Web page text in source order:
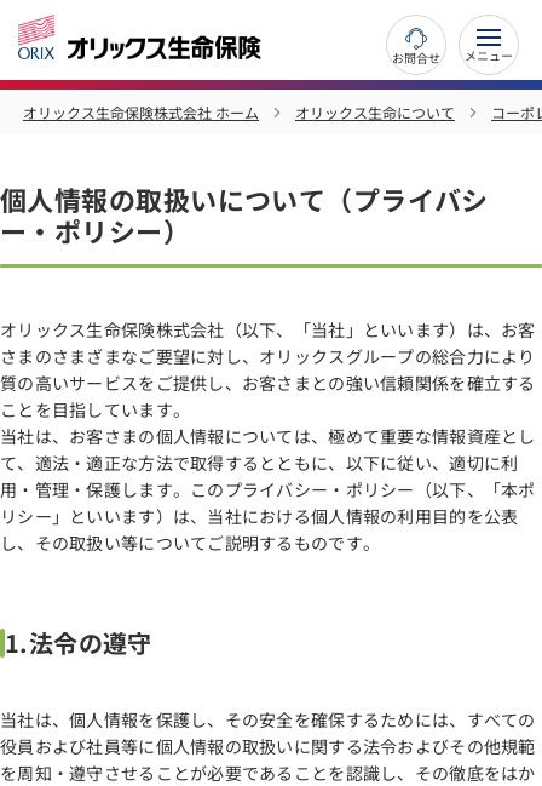
お問合せ
オリックス生命保険株式会社 ホーム オリックス生命について コーポ
個人情報の取扱いについて（プライバシ
ー・ポリシー）
オリックス生命保険株式会社（以下、「当社」といいます）は、お客
さまのさまざまなご要望に対し、オリックスグループの総合力により
質の高いサービスをご提供し、お客さまとの強い信頼関係を確立する
ことを目指しています。
当社は、お客さまの個人情報については、極めて重要な情報資産とし
て、適法・適正な方法で取得するとともに、以下に従い、適切に利
用・管理・保護します。このプライバシー・ポリシー（以下、「本ポ
リシー」といいます）は、当社における個人情報の利用目的を公表
し、その取扱い等についてご説明するものです。
1.法令の遵守
当社は、個人情報を保護し、その安全を確保するためには、すべての
役員および社員等に個人情報の取扱いに関する法令およびその他規範
を周知・遵守させることが必要であることを認識し、その徹底をはか